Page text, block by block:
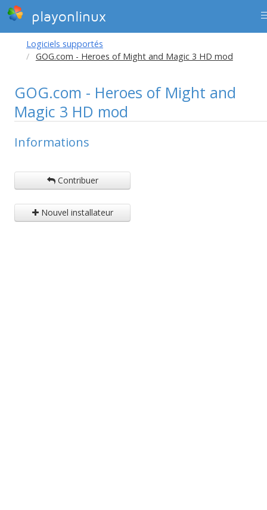
playonlinux
Logiciels supportés
GOG.com - Heroes of Might and Magic 3 HD mod
GOG.com - Heroes of Might and
Magic 3 HD mod
Informations
Contribuer
Nouvel installateur